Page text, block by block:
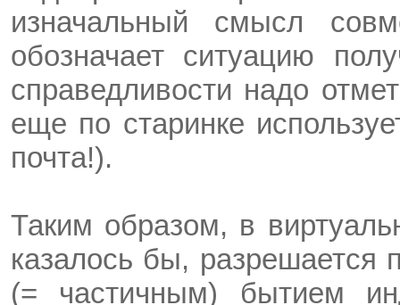
изначальный смысл
обозначает ситуацию
справедливости надо
еще по старинке
почта!).
Таким образом, в
казалось бы, разрешается
(= частичным) бытием